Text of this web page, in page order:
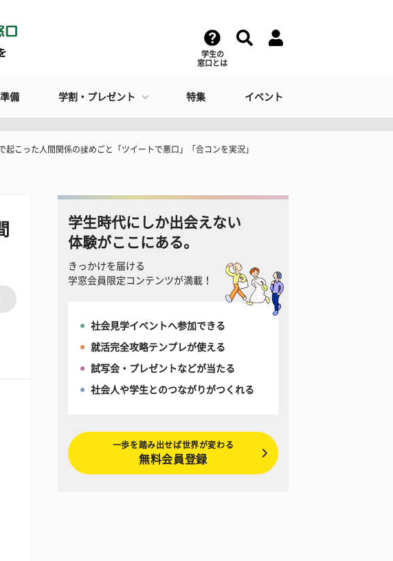
学生の
窓口とは
備 学割・プレゼント 特集 イベント
起こった人間関係の揉めごと「ツイートで悪口」「合コンを実況」
学生時代にしか出会えない
体験がここにある。
きっかけを届ける
学窓会員限定コンテンツが満載！
社会見学イベントへ参加できる
就活完全攻略テンプレが使える
試写会・プレゼントなどが当たる
社会人や学生とのつながりがつくれる
一歩を踏み出せば世界が変わる
無料会員登録